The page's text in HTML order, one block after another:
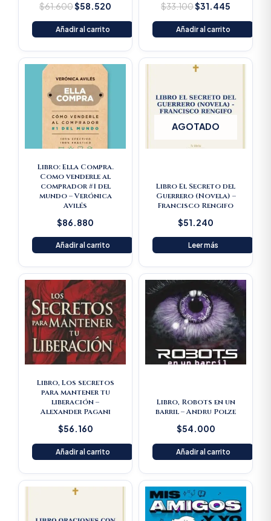
$61.600$58.520
Añadir al carrito
$33.100$31.445
Añadir al carrito
Libro: Ella Compra.
Como venderle al
comprador #1 del
mundo – Verónica
Avilés
$86.880
Añadir al carrito
AGOTADO
Libro El Secreto del
Guerrero (Novela) –
Francisco Rengifo
$51.240
Leer más
Libro, Los secretos
para mantener tu
liberación –
Alexander Pagani
$56.160
Añadir al carrito
Libro, Robots en un
barril – Andru Polze
$54.000
Añadir al carrito